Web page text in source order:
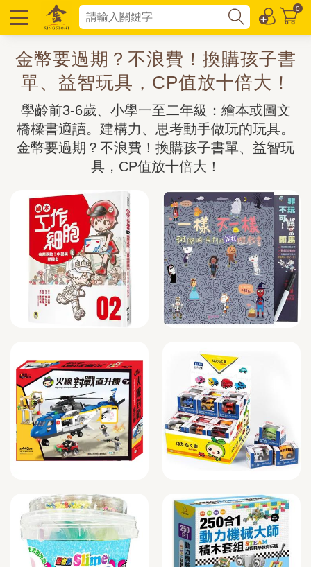
0
金幣要過期？不浪費！換購孩子書
單、益智玩具，CP值放十倍大！
學齡前3-6歲、小學一至二年級：繪本或圖文
橋樑書適讀。建構力、思考動手做玩的玩具。
金幣要過期？不浪費！換購孩子書單、益智玩
具，CP值放十倍大！